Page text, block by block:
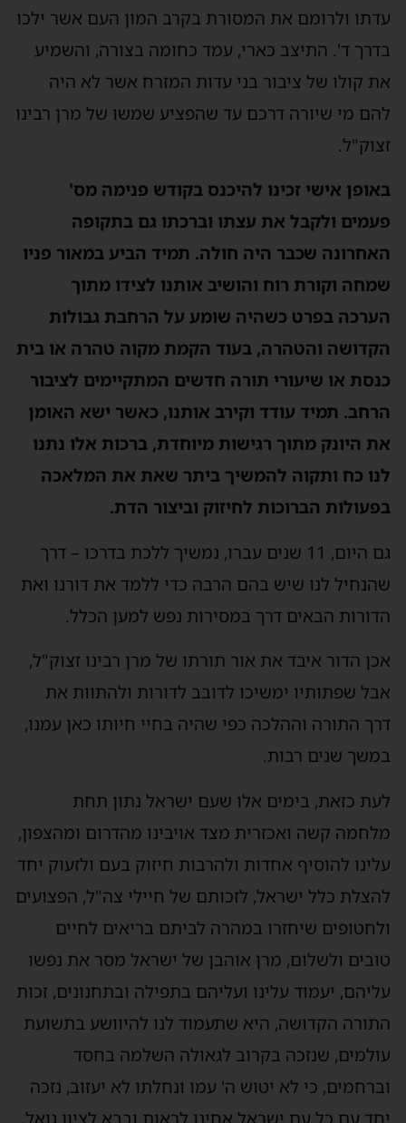
עדתו ולרומם את המסורת בקרב המון העם אשר ילכו
בדרך ד'. התיצב כארי, עמד כחומה בצורה, והשמיע
את קולו של ציבור בני עדות המזרח אשר לא היה
להם מי שיורה דרכם עד שהפציע שמשו של מרן רבינו
זצוק"ל.
באופן אישי זכינו להיכנס בקודש פנימה מס'
פעמים ולקבל את עצתו וברכתו גם בתקופה
האחרונה שכבר היה חולה. תמיד הביע במאור פניו
שמחה וקורת רוח והושיב אותנו לצידו מתוך
הערכה בפרט כשהיה שומע על הרחבת גבולות
הקדושה והטהרה, בעוד הקמת מקוה טהרה או בית
כנסת או שיעורי תורה חדשים המתקיימים לציבור
הרחב. תמיד עודד וקירב אותנו, כאשר ישא האומן
את היונק מתוך רגישות מיוחדת, ברכות אלו נתנו
לנו כח ותקוה להמשיך ביתר שאת את המלאכה
בפעולות הברוכות לחיזוק וביצור הדת.
גם היום, 11 שנים עברו, נמשיך ללכת בדרכו – דרך
שהנחיל לנו שיש בהם הרבה כדי ללמד את דורנו ואת
הדורות הבאים דרך במסירות נפש למען הכלל.
אכן הדור איבד את אור תורתו של מרן רבינו זצוק"ל,
אבל שפתותיו ימשיכו לדובב לדורות ולהתוות את
דרך התורה וההלכה כפי שהיה בחיי חיותו כאן עמנו,
במשך שנים רבות.
לעת כזאת, בימים אלו שעם ישראל נתון תחת
מלחמה קשה ואכזרית מצד אויבינו מהדרום ומהצפון,
עלינו להוסיף אחדות ולהרבות חיזוק בעם ולזעוק יחד
להצלת כלל ישראל, לזכותם של חיילי צה"ל, הפצועים
ולחטופים שיחזרו במהרה לביתם בריאים לחיים
טובים ולשלום, מרן אוהבן של ישראל מסר את נפשו
עליהם, יעמוד עלינו ועליהם בתפילה ובתחנונים, זכות
התורה הקדושה, היא שתעמוד לנו להיוושע בתשועת
עולמים, שנזכה בקרוב לגאולה השלמה בחסד
וברחמים, כי לא יטוש ה' עמו ונחלתו לא יעזוב, נזכה
יחד עם כל עם ישראל אחינו לראות ובבא לציון גואל,